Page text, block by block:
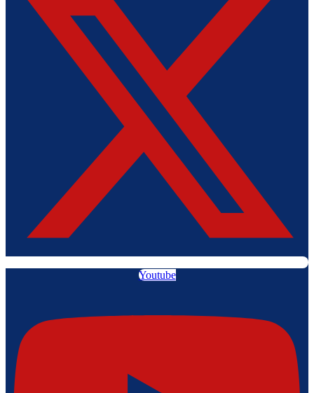
Youtube